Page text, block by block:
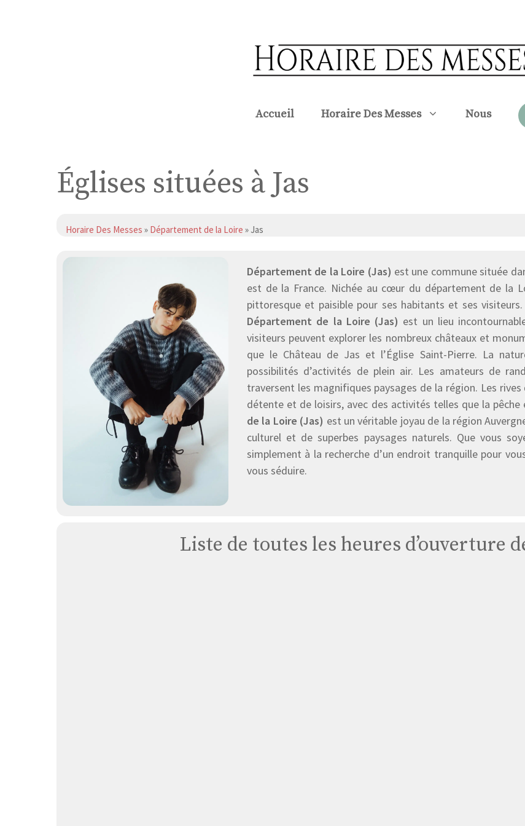
Accueil Horaire Des Messes Nous
Églises situées à Jas
Horaire Des Messes » Département de la Loire » Jas
Département de la Loire (Jas) est une commune située
est de la France. Nichée au cœur du département de la
pittoresque et paisible pour ses habitants et ses
Département de la Loire (Jas) est un lieu
visiteurs peuvent explorer les nombreux châteaux et
que le Château de Jas et l’Église Saint-Pierre. La
possibilités d’activités de plein air. Les amateurs de
traversent les magnifiques paysages de la région. Les
détente et de loisirs, avec des activités telles que la
de la Loire (Jas) est un véritable joyau de la région
culturel et de superbes paysages naturels. Que vous
simplement à la recherche d’un endroit tranquille pour
vous séduire.
Liste de toutes les heures d’ouverture